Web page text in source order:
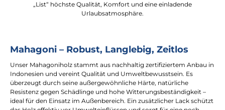
„List“ höchste Qualität, Komfort und eine einladende
Urlaubsatmosphäre.
Mahagoni – Robust, Langlebig, Zeitlos
Unser Mahagoniholz stammt aus nachhaltig zertifiziertem Anbau in
Indonesien und vereint Qualität und Umweltbewusstsein. Es
überzeugt durch seine außergewöhnliche Härte, natürliche
Resistenz gegen Schädlinge und hohe Witterungsbeständigkeit –
ideal für den Einsatz im Außenbereich. Ein zusätzlicher Lack schützt